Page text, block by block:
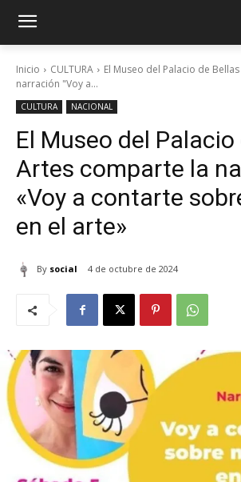
Inicio CULTURA
El Museo del Palacio de
narración "Voy a...
CULTURA NACIONAL
El Museo del Palacio
Artes comparte la
«Voy a contarte
en el arte»
By social 4 de octubre de 2024